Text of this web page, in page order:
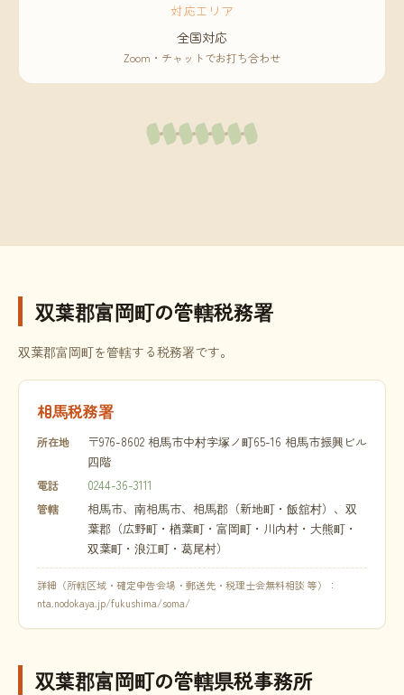
対応エリア
全国対応
Zoom・チャットでお打ち合わせ
双葉郡富岡町の管轄税務署
双葉郡富岡町を管轄する税務署です。
相馬税務署
所在地
〒976-8602 相馬市中村字塚ノ町65-16 相馬市振興ビル
四階
電話 0244-36-3111
管轄
相馬市、南相馬市、相馬郡（新地町・飯舘村）、双
葉郡（広野町・楢葉町・富岡町・川内村・大熊町・
双葉町・浪江町・葛尾村）
詳細（所轄区域・確定申告会場・郵送先・税理士会無料相談 等）：
nta.nodokaya.jp/fukushima/soma/
双葉郡富岡町の管轄県税事務所